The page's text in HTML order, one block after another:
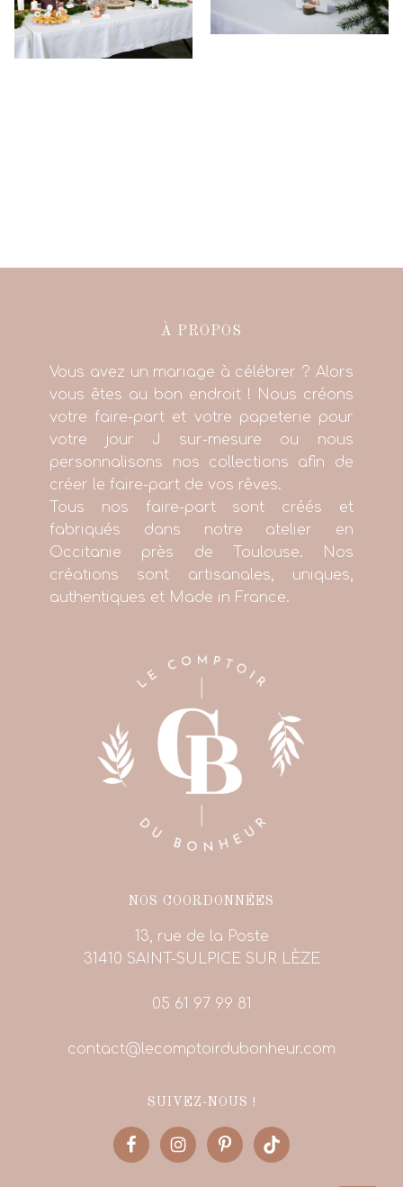
À PROPOS
Vous avez un mariage à célébrer ? Alors
vous êtes au bon endroit ! Nous créons
votre faire-part et votre papeterie pour
votre jour J sur-mesure ou nous
personnalisons nos collections afin de
créer le faire-part de vos rêves.
Tous nos faire-part sont créés et
fabriqués dans notre atelier en
Occitanie près de Toulouse. Nos
créations sont artisanales, uniques,
authentiques et Made in France.
NOS COORDONNÉES
13, rue de la Poste
31410 SAINT-SULPICE SUR LÈZE
05 61 97 99 81
contact@lecomptoirdubonheur.com
SUIVEZ-NOUS !